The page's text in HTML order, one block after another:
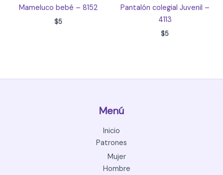
Mameluco bebé – 8152
$5
Pantalón colegial Juvenil –
4113
$5
Menú
Inicio
Patrones
Mujer
Hombre